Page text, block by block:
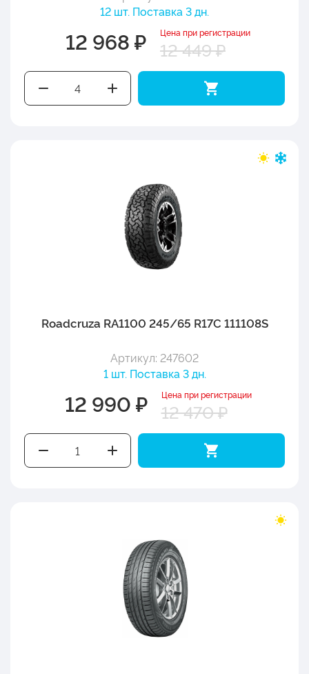
12 шт. Поставка 3 дн.
12 968 ₽ Цена при регистрации
12 449 ₽
Roadcruza RA1100 245/65 R17C 111108S
Артикул: 247602
1 шт. Поставка 3 дн.
12 990 ₽ Цена при регистрации
12 470 ₽